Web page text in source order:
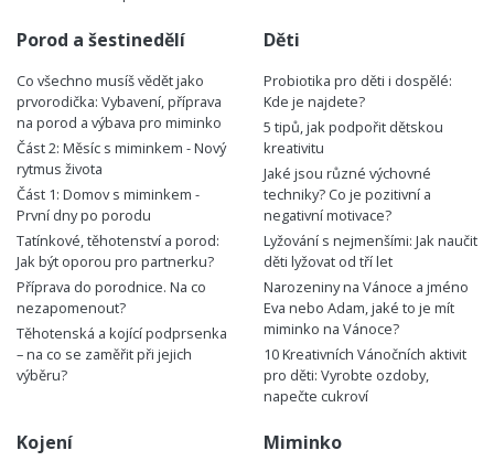
Porod a šestinedělí
Co všechno musíš vědět jako
prvorodička: Vybavení, příprava
na porod a výbava pro miminko
Část 2: Měsíc s miminkem - Nový
rytmus života
Část 1: Domov s miminkem -
První dny po porodu
Tatínkové, těhotenství a porod:
Jak být oporou pro partnerku?
Příprava do porodnice. Na co
nezapomenout?
Těhotenská a kojící podprsenka
– na co se zaměřit při jejich
výběru?
Děti
Probiotika pro děti i dospělé:
Kde je najdete?
5 tipů, jak podpořit dětskou
kreativitu
Jaké jsou různé výchovné
techniky? Co je pozitivní a
negativní motivace?
Lyžování s nejmenšími: Jak naučit
děti lyžovat od tří let
Narozeniny na Vánoce a jméno
Eva nebo Adam, jaké to je mít
miminko na Vánoce?
10 Kreativních Vánočních aktivit
pro děti: Vyrobte ozdoby,
napečte cukroví
Kojení Miminko